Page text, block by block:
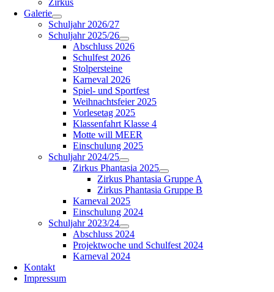
Zirkus
Galerie
Schuljahr 2026/27
Schuljahr 2025/26
Abschluss 2026
Schulfest 2026
Stolpersteine
Karneval 2026
Spiel- und Sportfest
Weihnachtsfeier 2025
Vorlesetag 2025
Klassenfahrt Klasse 4
Motte will MEER
Einschulung 2025
Schuljahr 2024/25
Zirkus Phantasia 2025
Zirkus Phantasia Gruppe A
Zirkus Phantasia Gruppe B
Karneval 2025
Einschulung 2024
Schuljahr 2023/24
Abschluss 2024
Projektwoche und Schulfest 2024
Karneval 2024
Kontakt
Impressum